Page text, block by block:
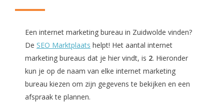
Een internet marketing bureau in Zuidwolde vinden?
De SEO Marktplaats helpt! Het aantal internet
marketing bureaus dat je hier vindt, is 2. Hieronder
kun je op de naam van elke internet marketing
bureau kiezen om zijn gegevens te bekijken en een
afspraak te plannen.